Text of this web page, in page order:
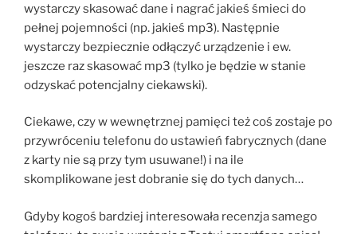
wystarczy skasować dane i nagrać jakieś śmieci do
pełnej pojemności (np. jakieś mp3). Następnie
wystarczy bezpiecznie odłączyć urządzenie i ew.
jeszcze raz skasować mp3 (tylko je będzie w stanie
odzyskać potencjalny ciekawski).
Ciekawe, czy w wewnętrznej pamięci też coś zostaje po
przywróceniu telefonu do ustawień fabrycznych (dane
z karty nie są przy tym usuwane!) i na ile
skomplikowane jest dobranie się do tych danych…
Gdyby kogoś bardziej interesowała recenzja samego